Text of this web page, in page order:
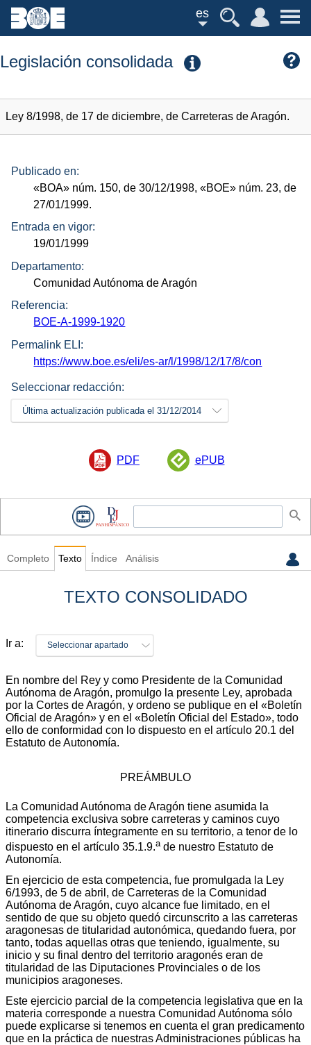
es
Legislación consolidada
Ley 8/1998, de 17 de diciembre, de Carreteras de Aragón.
Publicado en:
«BOA» núm. 150, de 30/12/1998,«BOE» núm. 23, de
27/01/1999.
Entrada en vigor:
19/01/1999
Departamento:
Comunidad Autónoma de Aragón
Referencia:
BOE-A-1999-1920
Permalink ELI:
https://www.boe.es/eli/es-ar/l/1998/12/17/8/con
Seleccionar redacción:
Última actualización publicada el 31/12/2014
PDF ePUB
Completo Texto Índice Análisis
TEXTO CONSOLIDADO
Ir a: Seleccionar apartado
En nombre del Rey y como Presidente de la Comunidad
Autónoma de Aragón, promulgo la presente Ley, aprobada
por la Cortes de Aragón, y ordeno se publique en el «Boletín
Oficial de Aragón» y en el «Boletín Oficial del Estado», todo
ello de conformidad con lo dispuesto en el artículo 20.1 del
Estatuto de Autonomía.
PREÁMBULO
La Comunidad Autónoma de Aragón tiene asumida la
competencia exclusiva sobre carreteras y caminos cuyo
itinerario discurra íntegramente en su territorio, a tenor de lo
dispuesto en el artículo 35.1.9.a de nuestro Estatuto de
Autonomía.
En ejercicio de esta competencia, fue promulgada la Ley
6/1993, de 5 de abril, de Carreteras de la Comunidad
Autónoma de Aragón, cuyo alcance fue limitado, en el
sentido de que su objeto quedó circunscrito a las carreteras
aragonesas de titularidad autonómica, quedando fuera, por
tanto, todas aquellas otras que teniendo, igualmente, su
inicio y su final dentro del territorio aragonés eran de
titularidad de las Diputaciones Provinciales o de los
municipios aragoneses.
Este ejercicio parcial de la competencia legislativa que en la
materia corresponde a nuestra Comunidad Autónoma sólo
puede explicarse si tenemos en cuenta el gran predicamento
que en la práctica de nuestras Administraciones públicas ha